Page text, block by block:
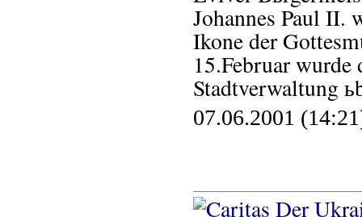
Johannes Paul II.
Ikone der
15.Februar
Stadtverwaltung
07.06.2001